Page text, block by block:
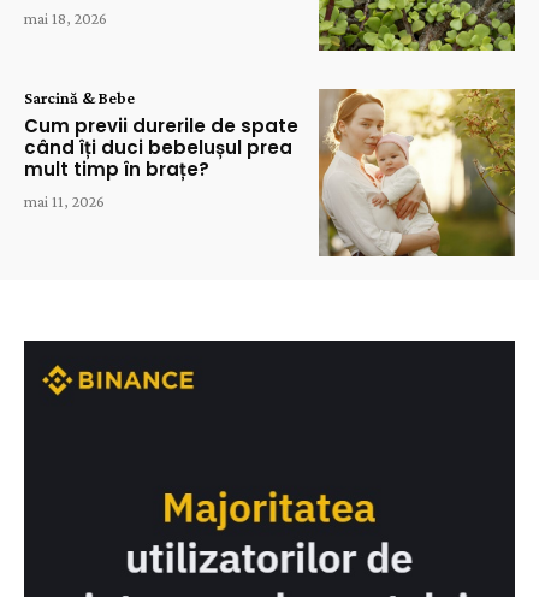
mai 18, 2026
Sarcină & Bebe
Cum previi durerile de spate
când îți duci bebelușul prea
mult timp în brațe?
mai 11, 2026